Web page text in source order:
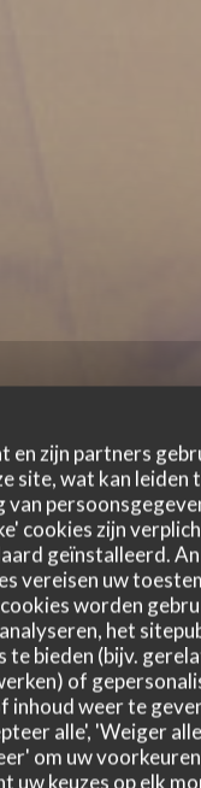
en zijn partners
site, wat kan leiden
van
cookies zijn
geïnstalleerd.
vereisen uw
worden
het
te bieden (bijv.
of
inhoud weer te
alle', 'Weiger
om uw
uw keuzes op elk
Kwaliteit / Prijs: 5/5